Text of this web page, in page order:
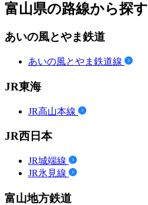
富山県の路線から探す
あいの風とやま鉄道
あいの風とやま鉄道線
JR東海
JR高山本線
JR西日本
JR城端線
JR氷見線
富山地方鉄道